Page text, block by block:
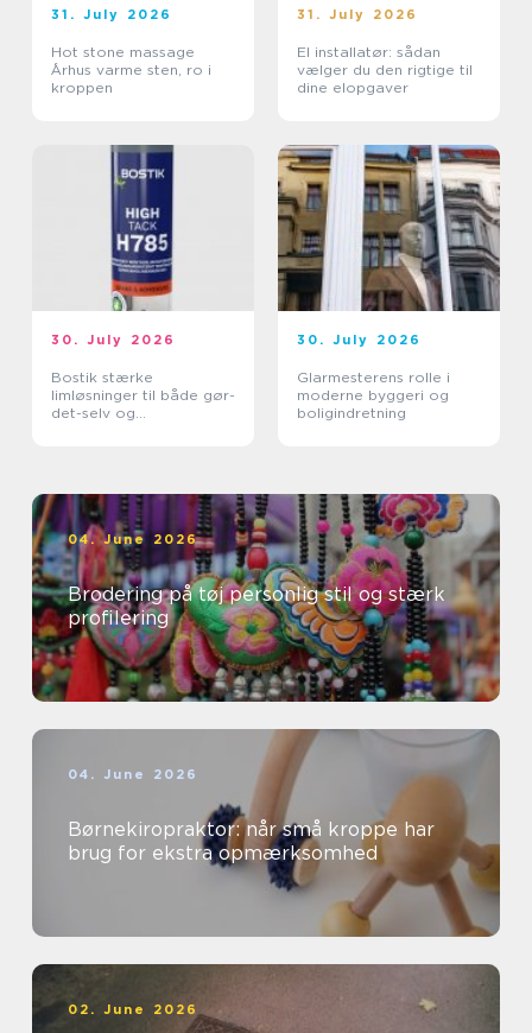
31. July 2026
Hot stone massage
Århus varme sten, ro i
kroppen
31. July 2026
El installatør: sådan
vælger du den rigtige til
dine elopgaver
30. July 2026
Bostik stærke
limløsninger til både gør-
det-selv og
30. July 2026
Glarmesterens rolle i
moderne byggeri og
boligindretning
04. June 2026
Brodering på tøj personlig stil og stærk
profilering
04. June 2026
Børnekiropraktor: når små kroppe har
brug for ekstra opmærksomhed
02. June 2026